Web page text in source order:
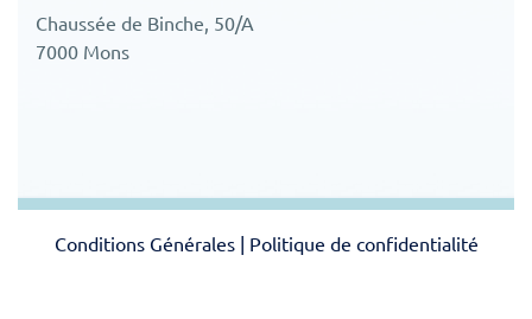
Chaussée de Binche, 50/A
7000 Mons
Conditions Générales| Politique de confidentialité